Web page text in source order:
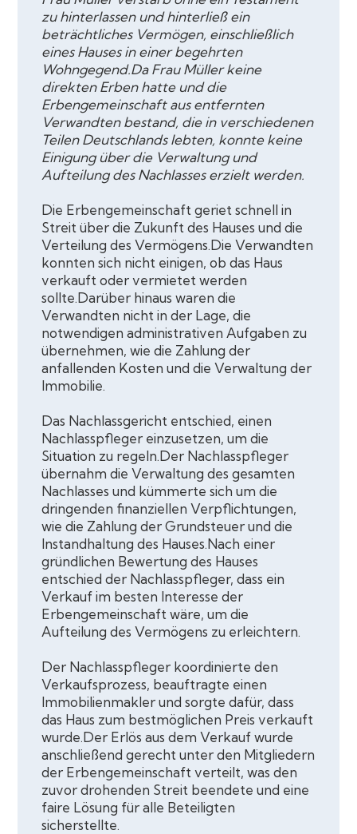
zu hinterlassen und hinterließ ein
beträchtliches Vermögen, einschließlich
eines Hauses in einer begehrten
Wohngegend.Da Frau Müller keine
direkten Erben hatte und die
Erbengemeinschaft aus entfernten
Verwandten bestand, die in verschiedenen
Teilen Deutschlands lebten, konnte keine
Einigung über die Verwaltung und
Aufteilung des Nachlasses erzielt werden.
Die Erbengemeinschaft geriet schnell in
Streit über die Zukunft des Hauses und die
Verteilung des Vermögens.Die Verwandten
konnten sich nicht einigen, ob das Haus
verkauft oder vermietet werden
sollte.Darüber hinaus waren die
Verwandten nicht in der Lage, die
notwendigen administrativen Aufgaben zu
übernehmen, wie die Zahlung der
anfallenden Kosten und die Verwaltung der
Immobilie.
Das Nachlassgericht entschied, einen
Nachlasspfleger einzusetzen, um die
Situation zu regeln.Der Nachlasspfleger
übernahm die Verwaltung des gesamten
Nachlasses und kümmerte sich um die
dringenden finanziellen Verpflichtungen,
wie die Zahlung der Grundsteuer und die
Instandhaltung des Hauses.Nach einer
gründlichen Bewertung des Hauses
entschied der Nachlasspfleger, dass ein
Verkauf im besten Interesse der
Erbengemeinschaft wäre, um die
Aufteilung des Vermögens zu erleichtern.
Der Nachlasspfleger koordinierte den
Verkaufsprozess, beauftragte einen
Immobilienmakler und sorgte dafür, dass
das Haus zum bestmöglichen Preis verkauft
wurde.Der Erlös aus dem Verkauf wurde
anschließend gerecht unter den Mitgliedern
der Erbengemeinschaft verteilt, was den
zuvor drohenden Streit beendete und eine
faire Lösung für alle Beteiligten
sicherstellte.